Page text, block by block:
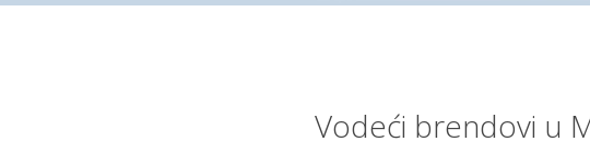
Vodeći brendovi u